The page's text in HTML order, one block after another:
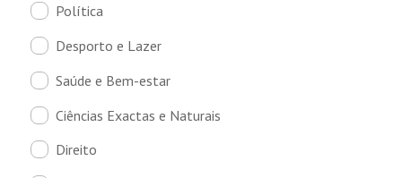
Política
Desporto e Lazer
Saúde e Bem-estar
Ciências Exactas e Naturais
Direito